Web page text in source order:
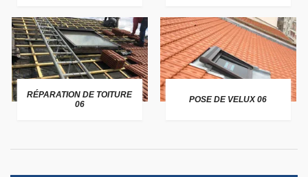
RÉPARATION DE TOITURE
06
POSE DE VELUX 06